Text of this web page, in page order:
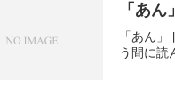
「あ
「あん
う間に読